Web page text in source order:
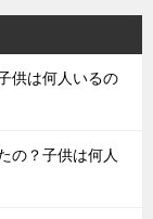
供は何人いるの
の？子供は何人